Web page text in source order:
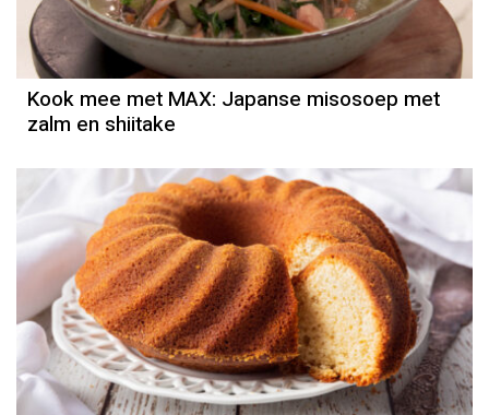
Kook mee met MAX: Japanse misosoep met
zalm en shiitake